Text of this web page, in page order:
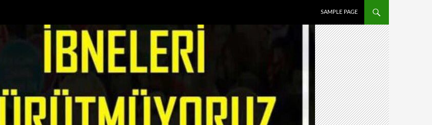
SAMPLE PAGE